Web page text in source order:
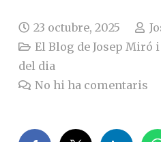
23 octubre, 2025
El Blog de Josep Miró
del dia
No hi ha comentaris